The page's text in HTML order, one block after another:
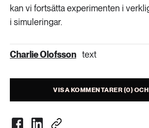
kan vi fortsätta experimenten i
i simuleringar.
Charlie Olofsson text
VISA KOMMENTARER (0)